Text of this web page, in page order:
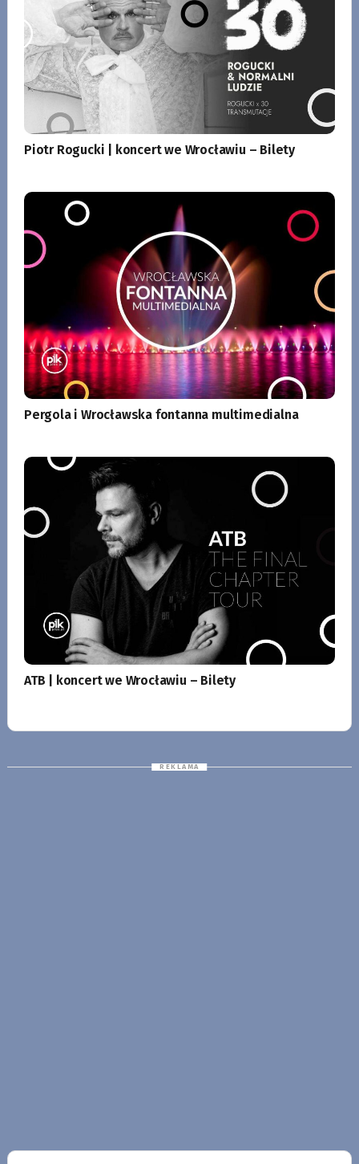
Piotr Rogucki | koncert we Wrocławiu – Bilety
Pergola i Wrocławska fontanna multimedialna
ATB | koncert we Wrocławiu – Bilety